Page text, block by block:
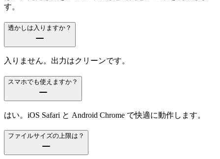
す。
透かしは入りますか？
入りません。出力はクリーンです。
スマホでも使えますか？
はい。iOS Safari と Android Chrome で快適に動作します。
ファイルサイズの上限は？